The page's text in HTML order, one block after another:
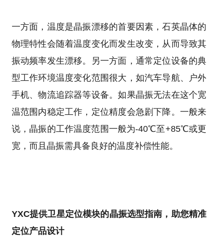
一方面，温度是晶振漂移的首要因素，石英晶体的
物理特性会随着温度变化而发生改变，从而导致其
振动频率发生漂移。另一方面，通常定位设备的典
型工作环境温度变化范围很大，如汽车导航、户外
手机、物流追踪器等设备。如果晶振无法在这个宽
温范围内稳定工作，定位精度会急剧下降。一般来
说，晶振的工作温度范围一般为-40℃至+85℃或更
宽，而且晶振需具备良好的温度补偿性能。
YXC提供卫星定位模块的晶振选型指南，助您精准
定位产品设计